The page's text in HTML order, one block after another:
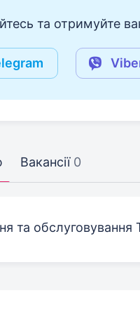
та отримуйте
Вакансії 0
та обслуговування